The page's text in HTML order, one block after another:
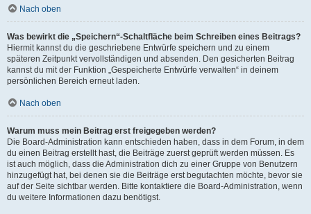
Nach oben
Was bewirkt die „Speichern“-Schaltfläche beim Schreiben eines Beitrags?
Hiermit kannst du die geschriebene Entwürfe speichern und zu einem
späteren Zeitpunkt vervollständigen und absenden. Den gesicherten Beitrag
kannst du mit der Funktion „Gespeicherte Entwürfe verwalten“ in deinem
persönlichen Bereich erneut laden.
Nach oben
Warum muss mein Beitrag erst freigegeben werden?
Die Board-Administration kann entschieden haben, dass in dem Forum, in dem
du einen Beitrag erstellt hast, die Beiträge zuerst geprüft werden müssen. Es
ist auch möglich, dass die Administration dich zu einer Gruppe von Benutzern
hinzugefügt hat, bei denen sie die Beiträge erst begutachten möchte, bevor sie
auf der Seite sichtbar werden. Bitte kontaktiere die Board-Administration, wenn
du weitere Informationen dazu benötigst.